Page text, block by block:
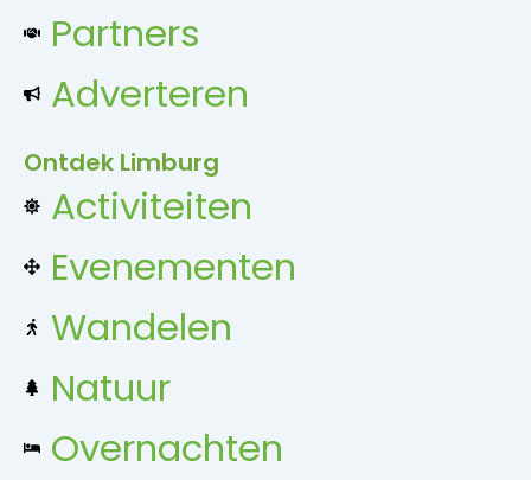
Partners
Adverteren
Ontdek Limburg
Activiteiten
Evenementen
Wandelen
Natuur
Overnachten